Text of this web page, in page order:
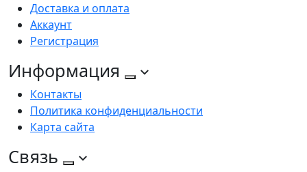
Доставка и оплата
Аккаунт
Регистрация
Информация
Контакты
Политика конфиденциальности
Карта сайта
Связь